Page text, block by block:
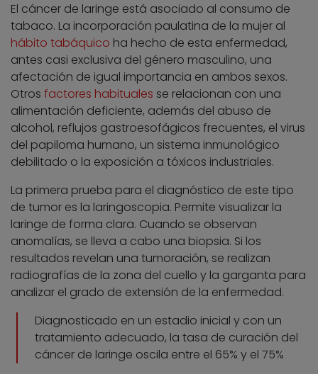
El cáncer de laringe está asociado al consumo de
tabaco. La incorporación paulatina de la mujer al
hábito tabáquico ha hecho de esta enfermedad,
antes casi exclusiva del género masculino, una
afectación de igual importancia en ambos sexos.
Otros factores habituales se relacionan con una
alimentación deficiente, además del abuso de
alcohol, reflujos gastroesofágicos frecuentes, el virus
del papiloma humano, un sistema inmunológico
debilitado o la exposición a tóxicos industriales.
La primera prueba para el diagnóstico de este tipo
de tumor es la laringoscopia. Permite visualizar la
laringe de forma clara. Cuando se observan
anomalías, se lleva a cabo una biopsia. Si los
resultados revelan una tumoración, se realizan
radiografías de la zona del cuello y la garganta para
analizar el grado de extensión de la enfermedad.
Diagnosticado en un estadio inicial y con un
tratamiento adecuado, la tasa de curación del
cáncer de laringe oscila entre el 65% y el 75%